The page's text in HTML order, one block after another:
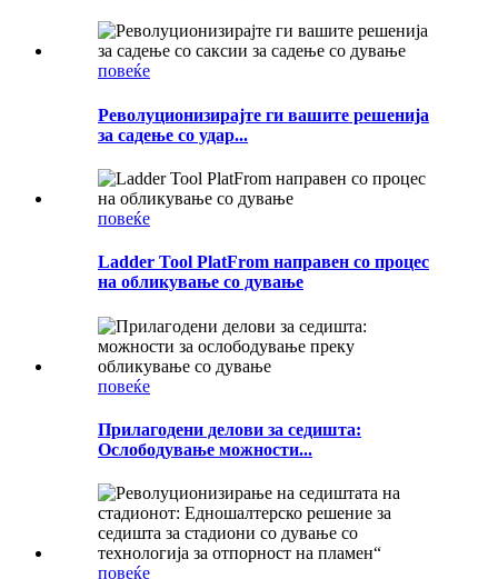
повеќе
Револуционизирајте ги вашите решенија
за садење со удар...
повеќе
Ladder Tool PlatFrom направен со процес
на обликување со дување
повеќе
Прилагодени делови за седишта:
Ослободување можности...
повеќе